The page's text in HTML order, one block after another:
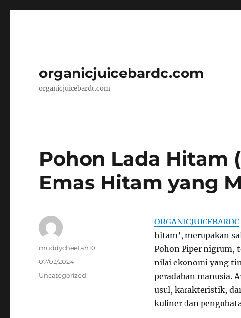
organicjuicebardc.com
organicjuicebardc.com
Pohon Lada Hitam
Emas Hitam yang
ORGANICJUICEBARDC
hitam’, merupakan
Pohon Piper nigrum,
nilai ekonomi yang
peradaban manusia.
usul, karakteristik,
kuliner dan
Author
muddycheetah10
Posted
07/03/2024
Categories
Uncategorized